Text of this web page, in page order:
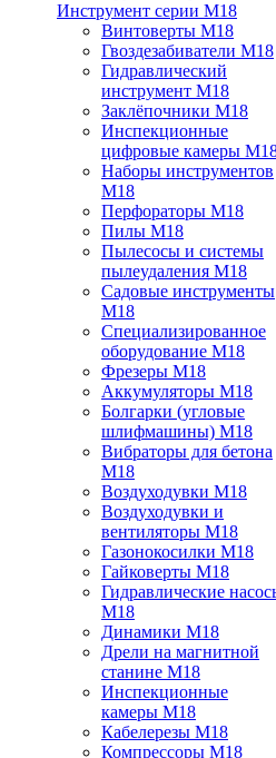
Инструмент серии M18
Винтоверты M18
Гвоздезабиватели M18
Гидравлический
инструмент M18
Заклёпочники M18
Инспекционные
цифровые камеры
Наборы инструментов
M18
Перфораторы M18
Пилы M18
Пылесосы и системы
пылеудаления M18
Садовые инструменты
M18
Специализированное
оборудование M18
Фрезеры M18
Аккумуляторы M18
Болгарки (угловые
шлифмашины) M18
Вибраторы для бетона
M18
Воздуходувки M18
Воздуходувки и
вентиляторы M18
Газонокосилки M18
Гайковерты M18
Гидравлические
M18
Динамики M18
Дрели на магнитной
станине M18
Инспекционные
камеры M18
Кабелерезы M18
Компрессоры M18